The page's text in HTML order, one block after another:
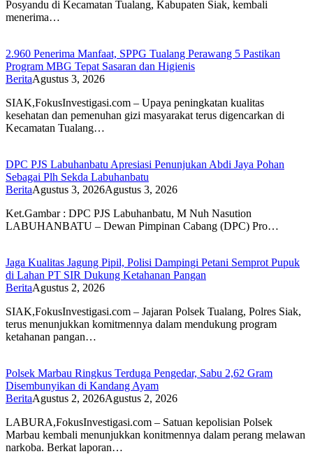
Posyandu di Kecamatan Tualang, Kabupaten Siak, kembali
menerima…
2.960 Penerima Manfaat, SPPG Tualang Perawang 5 Pastikan
Program MBG Tepat Sasaran dan Higienis
BeritaAgustus 3, 2026
SIAK,FokusInvestigasi.com – Upaya peningkatan kualitas
kesehatan dan pemenuhan gizi masyarakat terus digencarkan di
Kecamatan Tualang…
DPC PJS Labuhanbatu Apresiasi Penunjukan Abdi Jaya Pohan
Sebagai Plh Sekda Labuhanbatu
BeritaAgustus 3, 2026Agustus 3, 2026
Ket.Gambar : DPC PJS Labuhanbatu, M Nuh Nasution
LABUHANBATU – Dewan Pimpinan Cabang (DPC) Pro…
Jaga Kualitas Jagung Pipil, Polisi Dampingi Petani Semprot Pupuk
di Lahan PT SIR Dukung Ketahanan Pangan
BeritaAgustus 2, 2026
SIAK,FokusInvestigasi.com – Jajaran Polsek Tualang, Polres Siak,
terus menunjukkan komitmennya dalam mendukung program
ketahanan pangan…
Polsek Marbau Ringkus Terduga Pengedar, Sabu 2,62 Gram
Disembunyikan di Kandang Ayam
BeritaAgustus 2, 2026Agustus 2, 2026
LABURA,FokusInvestigasi.com – Satuan kepolisian Polsek
Marbau kembali menunjukkan konitmennya dalam perang melawan
narkoba. Berkat laporan…